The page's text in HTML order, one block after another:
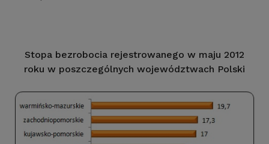
Stopa bezrobocia rejestrowanego w maju 2012
roku w poszczególnych województwach Polski